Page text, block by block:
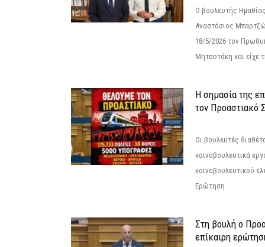
Ο βουλευτής
Αναστάσιος
18/5/2026 τον
Μητσοτάκη και είχε
Η σημασία της
τον Προαστιακό
Οι βουλευτές
κοινοβουλευτικά
κοινοβουλευτικού
Ερώτηση
Στη βουλή ο
επίκαιρη